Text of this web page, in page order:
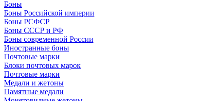
Боны
Боны Российской империи
Боны РСФСР
Боны СССР и РФ
Боны современной России
Иностранные боны
Почтовые марки
Блоки почтовых марок
Почтовые марки
Медали и жетоны
Памятные медали